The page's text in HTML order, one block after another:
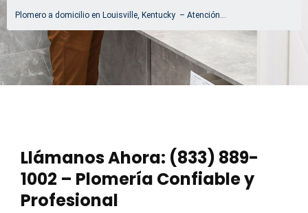
Plomero a domicilio en Louisville, Kentucky – Atención...
Llámanos Ahora: (833) 889-
1002 – Plomería Confiable y
Profesional